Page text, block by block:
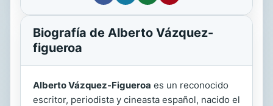
Biografía de Alberto Vázquez-
figueroa
Alberto Vázquez-Figueroa es un reconocido
escritor, periodista y cineasta español, nacido el